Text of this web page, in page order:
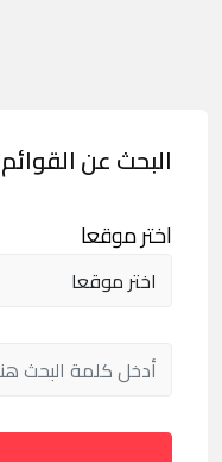
البحث عن القوائم
اختر موقعا